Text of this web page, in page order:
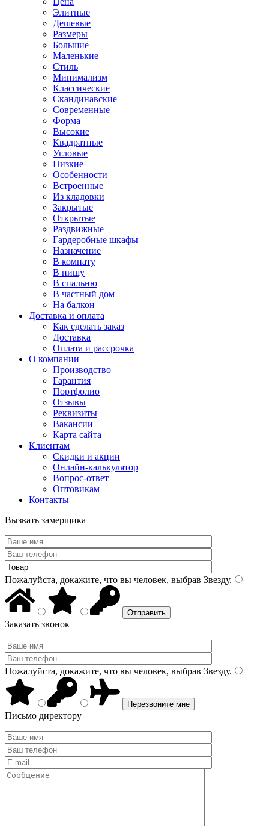
Элитные
Дешевые
Размеры
Большие
Маленькие
Стиль
Минимализм
Классические
Скандинавские
Современные
Форма
Высокие
Квадратные
Угловые
Низкие
Особенности
Встроенные
Из кладовки
Закрытые
Открытые
Раздвижные
Гардеробные шкафы
Назначение
В комнату
В нишу
В спальню
В частный дом
На балкон
Доставка и оплата
Как сделать заказ
Доставка
Оплата и рассрочка
О компании
Производство
Гарантия
Портфолио
Отзывы
Реквизиты
Вакансии
Карта сайта
Клиентам
Скидки и акции
Онлайн-калькулятор
Вопрос-ответ
Оптовикам
Контакты
Вызвать замерщика
Пожалуйста, докажите, что вы человек, выбрав Звезду.
Заказать звонок
Пожалуйста, докажите, что вы человек, выбрав Звезду.
Письмо директору